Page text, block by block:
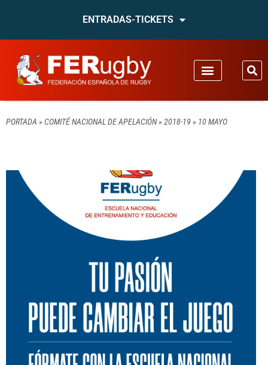
ENTRADAS-TICKETS
PORTADA » COMITÉ NACIONAL DE APELACIÓN» 2018-19 » 10 MAYO